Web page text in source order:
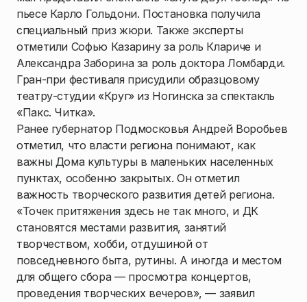
пьесе Карло Гольдони. Постановка получила
специальный приз жюри. Также эксперты
отметили Софью Казарину за роль Клариче и
Александра Заборина за роль доктора Ломбарди.
Гран-при фестиваля присудили образцовому
театру-студии «Круг» из Ногинска за спектакль
«Пакс. Читка».
Ранее губернатор Подмосковья Андрей Воробьев
отметил, что власти региона понимают, как
важны Дома культуры в маленьких населенных
пунктах, особенно закрытых. Он отметил
важность творческого развития детей региона.
«Точек притяжения здесь не так много, и ДК
становятся местами развития, занятий
творчеством, хобби, отдушиной от
повседневного быта, рутины. А иногда и местом
для общего сбора — просмотра концертов,
проведения творческих вечеров», — заявил